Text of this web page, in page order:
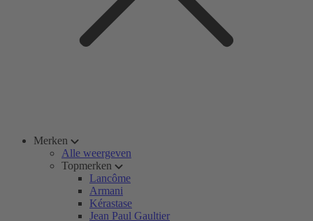
Merken
Alle weergeven
Topmerken
Lancôme
Armani
Kérastase
Jean Paul Gaultier